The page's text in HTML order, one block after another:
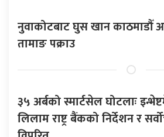
नुवाकोटबाट घुस खान काठमाडौँ
तामाङ पक्राउ
३५ अर्बको स्मार्टसेल घोटलाः
लिलाम राष्ट्र बैंकको निर्देशन र